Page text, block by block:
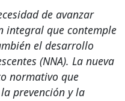
de avanzar
integral que contemple
el desarrollo
(NNA). La nueva
normativo que
prevención y la